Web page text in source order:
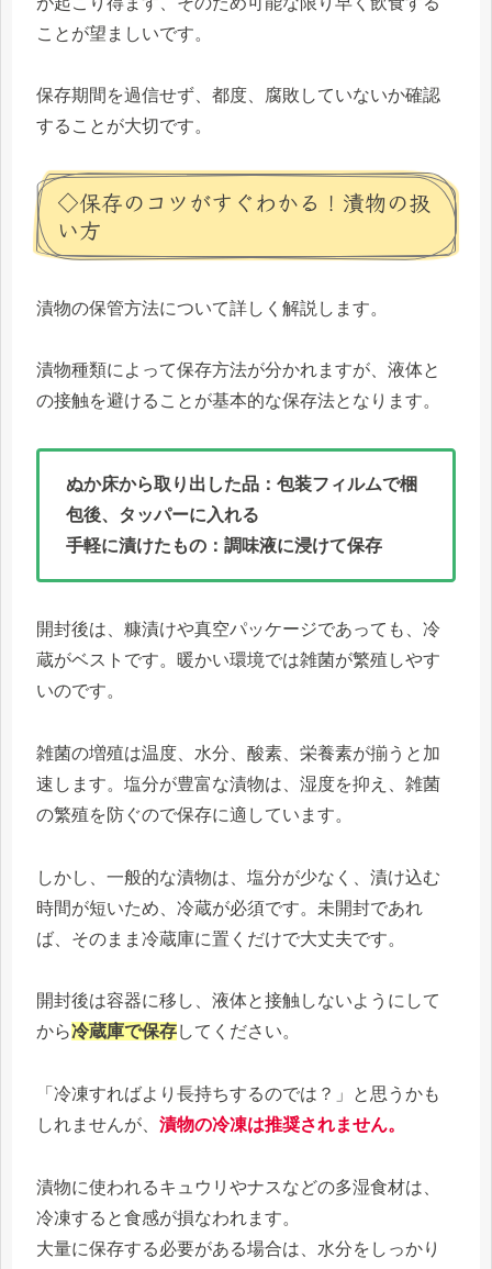
ことが望ましいです。
保存期間を過信せず、都度、腐敗していないか確認
することが大切です。
◇保存のコツがすぐわかる！漬物の扱
い方
漬物の保管方法について詳しく解説します。
漬物種類によって保存方法が分かれますが、液体と
の接触を避けることが基本的な保存法となります。
ぬか床から取り出した品：包装フィルムで梱
包後、タッパーに入れる
手軽に漬けたもの：調味液に浸けて保存
開封後は、糠漬けや真空パッケージであっても、冷
蔵がベストです。暖かい環境では雑菌が繁殖しやす
いのです。
雑菌の増殖は温度、水分、酸素、栄養素が揃うと加
速します。塩分が豊富な漬物は、湿度を抑え、雑菌
の繁殖を防ぐので保存に適しています。
しかし、一般的な漬物は、塩分が少なく、漬け込む
時間が短いため、冷蔵が必須です。未開封であれ
ば、そのまま冷蔵庫に置くだけで大丈夫です。
開封後は容器に移し、液体と接触しないようにして
から冷蔵庫で保存してください。
「冷凍すればより長持ちするのでは？」と思うかも
しれませんが、 漬物の冷凍は推奨されません。
漬物に使われるキュウリやナスなどの多湿食材は、
冷凍すると食感が損なわれます。
大量に保存する必要がある場合は、水分をしっかり